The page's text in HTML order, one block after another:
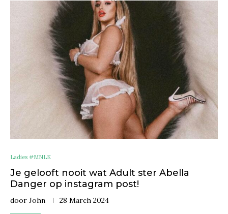
Ladies #MNLK
Je gelooft nooit wat Adult ster Abella
Danger op instagram post!
door John 28 March 2024